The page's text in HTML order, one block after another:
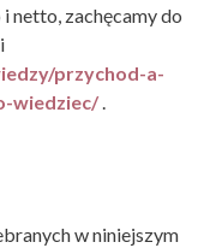
netto, zachęcamy do
przychod-a-
wiedziec/.
w niniejszym